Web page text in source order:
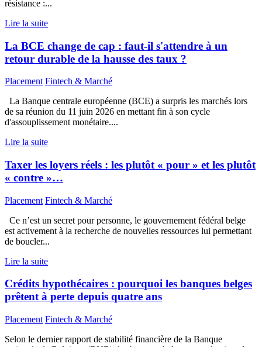
résistance :...
Lire la suite
La BCE change de cap : faut-il s'attendre à un
retour durable de la hausse des taux ?
Placement Fintech & Marché
La Banque centrale européenne (BCE) a surpris les marchés lors
de sa réunion du 11 juin 2026 en mettant fin à son cycle
d'assouplissement monétaire....
Lire la suite
Taxer les loyers réels : les plutôt « pour » et les plutôt
« contre »…
Placement Fintech & Marché
Ce n’est un secret pour personne, le gouvernement fédéral belge
est activement à la recherche de nouvelles ressources lui permettant
de boucler...
Lire la suite
Crédits hypothécaires : pourquoi les banques belges
prêtent à perte depuis quatre ans
Placement Fintech & Marché
Selon le dernier rapport de stabilité financière de la Banque